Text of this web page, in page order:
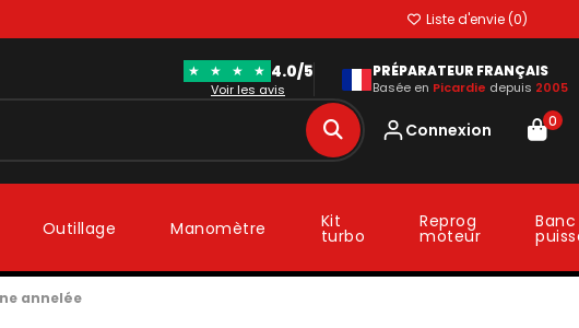
Liste d'envie (0)
★ ★ ★ ★ 4.0/5
Voir les avis
PRÉPARATEUR FRANÇAIS
Basée en Picardie depuis 2005
Connexion 0
Outillage Manomètre Kit
turbo
Reprog
moteur
annelée